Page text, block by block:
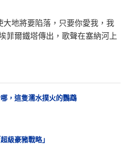
大地將要陷落，只要你愛我，我
菲爾鐵塔傳出，歌聲在塞納河上
，這隻濡水撲火的鸚鵡
級豪豬戰略」